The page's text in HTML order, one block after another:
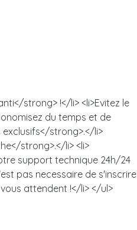
strong> !</li> <li>Evitez le
du temps et de
strong>.</li>
strong>.</li> <li>
support technique 24h/24
pas necessaire de s'inscrire
attendent !</li> </ul>